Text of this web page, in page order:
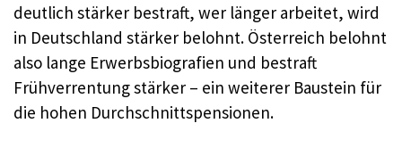
deutlich stärker bestraft, wer länger arbeitet, wird
in Deutschland stärker belohnt. Österreich belohnt
also lange Erwerbsbiografien und bestraft
Frühverrentung stärker – ein weiterer Baustein für
die hohen Durchschnittspensionen.